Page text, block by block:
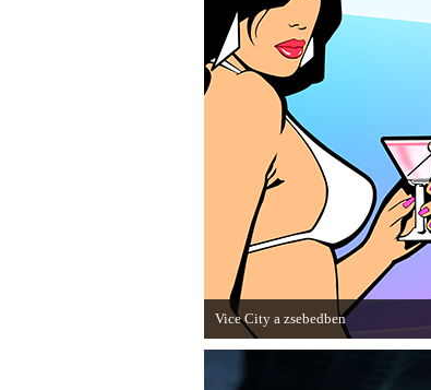
Vice City a zsebedben
Editionről készített tesztet a PC Guru.